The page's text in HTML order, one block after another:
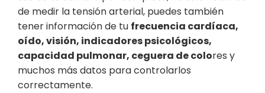
de medir la tensión arterial, puedes también
tener información de tu frecuencia cardíaca,
oído, visión, indicadores psicológicos,
capacidad pulmonar, ceguera de colores y
muchos más datos para controlarlos
correctamente.